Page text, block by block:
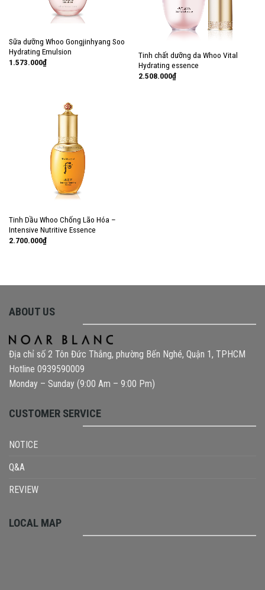
Sữa dưỡng Whoo Gongjinhyang Soo
Hydrating Emulsion
1.573.000₫
Tinh chất dưỡng da Whoo Vital
Hydrating essence
2.508.000₫
Tinh Dầu Whoo Chống Lão Hóa –
Intensive Nutritive Essence
2.700.000₫
ABOUT US
Địa chỉ số 2 Tôn Đức Thắng, phường Bến Nghé, Quận 1, TPHCM
Hotline 0939590009
Monday – Sunday (9:00 Am – 9:00 Pm)
CUSTOMER SERVICE
NOTICE
Q&A
REVIEW
LOCAL MAP